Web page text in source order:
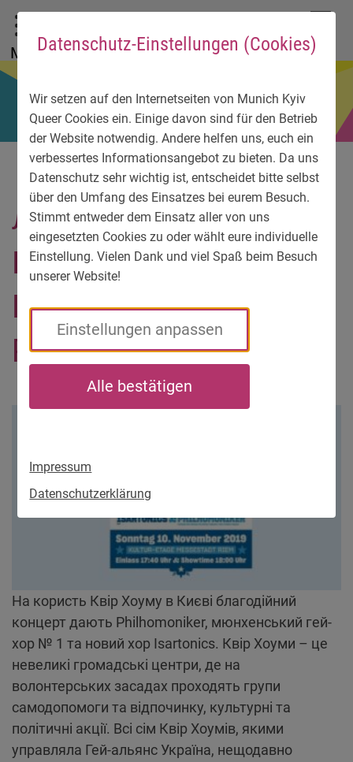
Datenschutz-Einstellungen (Cookies)
Wir setzen auf den Internetseiten von Munich Kyiv
Queer Cookies ein. Einige davon sind für den Betrieb
der Website notwendig. Andere helfen uns, euch ein
verbessertes Informationsangebot zu bieten. Da uns
Datenschutz sehr wichtig ist, entscheidet bitte selbst
über den Umfang des Einsatzes bei eurem Besuch.
Stimmt entweder dem Einsatz aller von uns
eingesetzten Cookies zu oder wählt eure individuelle
Einstellung. Vielen Dank und viel Spaß beim Besuch
unserer Website!
Einstellungen anpassen
Alle bestätigen
Impressum
Datenschutzerklärung
До головного меню
Zum Sprachmenü
Zur Suche
Перейти до вмісту
Zu den Service-Informationen
Menü
Листопад 2019 –
Благодійний концерт
Isartonics та
Philhomoniker
На користь Квір Хоуму в Києві благодійний
концерт дають Philhomoniker, мюнхенський гей-
хор № 1 та новий хор Isartonics. Квір Хоуми – це
невеликі громадські центри, де на
волонтерських засадах проходять групи
самодопомоги та відпочинку, культурні та
політичні акції. Всі сім Квір Хоумів, якими
управляла Гей-альянс Україна, нещодавно